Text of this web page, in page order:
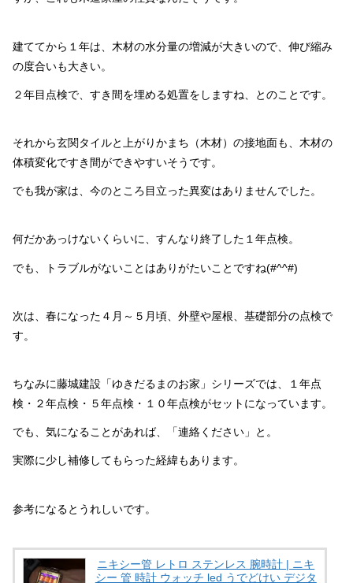
建ててから１年は、木材の水分量の増減が大きいので、伸び縮み
の度合いも大きい。
２年目点検で、すき間を埋める処置をしますね、とのことです。
それから玄関タイルと上がりかまち（木材）の接地面も、木材の
体積変化ですき間ができやすいそうです。
でも我が家は、今のところ目立った異変はありませんでした。
何だかあっけないくらいに、すんなり終了した１年点検。
でも、トラブルがないことはありがたいことですね(#^^#)
次は、春になった４月～５月頃、外壁や屋根、基礎部分の点検で
す。
ちなみに藤城建設「ゆきだるまのお家」シリーズでは、１年点
検・２年点検・５年点検・１０年点検がセットになっています。
でも、気になることがあれば、「連絡ください」と。
実際に少し補修してもらった経緯もあります。
参考になるとうれしいです。
ニキシー管 レトロ ステンレス 腕時計 | ニキ
シー 管 時計 ウォッチ led うでどけい デジタ